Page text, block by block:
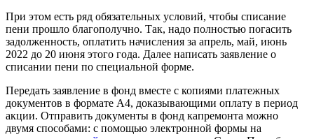
При этом есть ряд обязательных условий, чтобы списание
пени прошло благополучно. Так, надо полностью погасить
задолженность, оплатить начисления за апрель, май, июнь
2022 до 20 июня этого года. Далее написать заявление о
списании пени по специальной форме.
Передать заявление в фонд вместе с копиями платежных
документов в формате А4, доказывающими оплату в период
акции. Отправить документы в фонд капремонта можно
двумя способами: с помощью электронной формы на